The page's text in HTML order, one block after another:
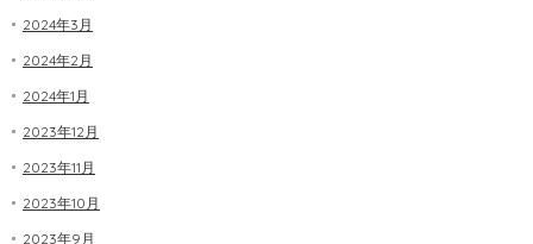
2024年3月
2024年2月
2024年1月
2023年12月
2023年11月
2023年10月
2023年9月